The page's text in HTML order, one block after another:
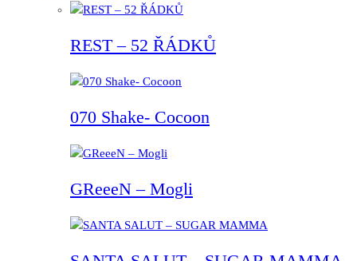
REST – 52 ŘÁDKŮ
070 Shake- Cocoon
GReeeN – Mogli